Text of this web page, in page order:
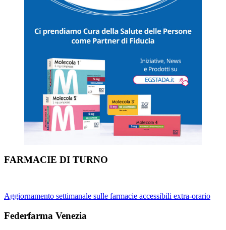
FARMACIE DI TURNO
Aggiornamento settimanale sulle farmacie accessibili extra-orario
Federfarma Venezia